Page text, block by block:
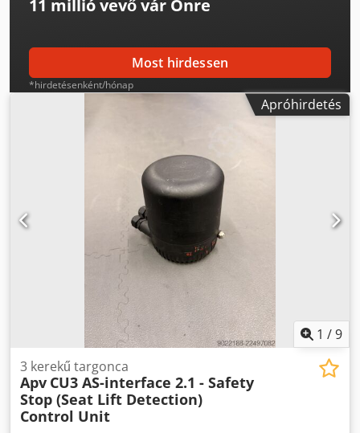
11 millió vevővár Önre
Most hirdessen
*hirdetésenként/hónap
Apróhirdetés
1 /9
3 kerekű targonca
Apv CU3 AS-interface 2.1 - Safety
Stop (Seat Lift Detection)
Control Unit